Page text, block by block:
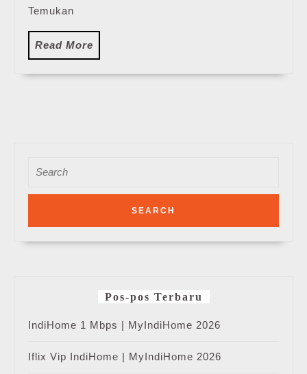
Temukan
Read More
More
for:
Pos-pos Terbaru
IndiHome 1 Mbps | MyIndiHome 2026
Iflix Vip IndiHome | MyIndiHome 2026